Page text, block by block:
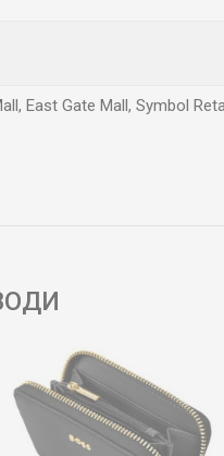
East Gate Mall, Symbol